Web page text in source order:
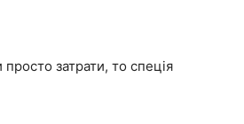
затрати, то спеція